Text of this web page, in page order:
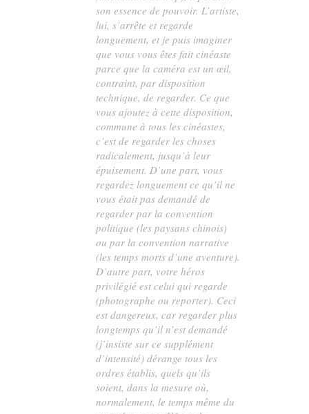
son essence de pouvoir. L’artiste,
lui, s’arrête et regarde
longuement, et je puis imaginer
que vous vous êtes fait cinéaste
parce que la caméra est un œil,
contraint, par disposition
technique, de regarder. Ce que
vous ajoutez à cette disposition,
commune à tous les cinéastes,
c’est de regarder les choses
radicalement, jusqu’à leur
épuisement. D’une part, vous
regardez longuement ce qu’il ne
vous était pas demandé de
regarder par la convention
politique (les paysans chinois)
ou par la convention narrative
(les temps morts d’une aventure).
D’autre part, votre héros
privilégié est celui qui regarde
(photographe ou reporter). Ceci
est dangereux, car regarder plus
longtemps qu’il n’est demandé
(j’insiste sur ce supplément
d’intensité) dérange tous les
ordres établis, quels qu’ils
soient, dans la mesure où,
normalement, le temps même du